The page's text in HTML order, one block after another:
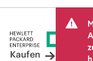
Kaufen